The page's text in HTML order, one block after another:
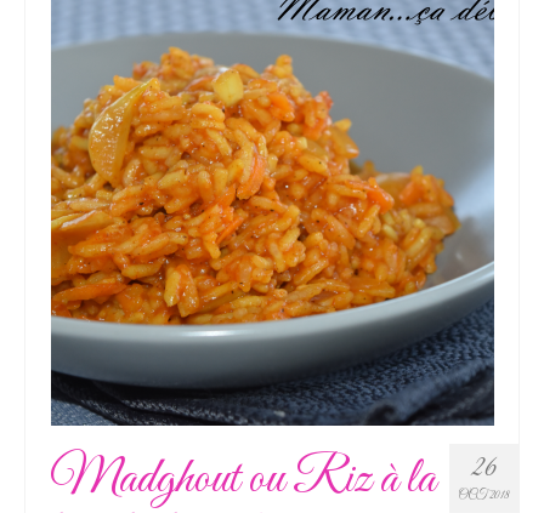
26
OCT 2018
Madghout ou Riz à la